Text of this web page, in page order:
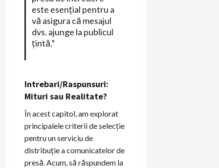
este esențial pentru a
vă asigura că mesajul
dvs. ajunge la publicul
țintă.”
Intrebari/Raspunsuri:
Mituri sau Realitate?
În acest capitol, am explorat
principalele criterii de selecție
pentru un serviciu de
distribuție a comunicatelor de
presă. Acum, să răspundem la